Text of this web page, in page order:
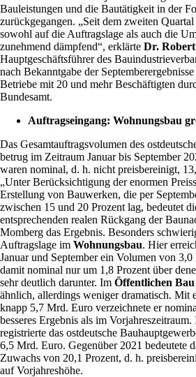
Bauleistungen und die Bautätigkeit in der
zurückgegangen. „Seit dem zweiten
sowohl auf die Auftragslage als auch die
zunehmend dämpfend“, erklärte Dr.
Hauptgeschäftsführer des
nach Bekanntgabe der
Betriebe mit 20 und mehr Beschäftigten
Bundesamt.
Auftragseingang: Wohnungsbau
Das Gesamtauftragsvolumen des
betrug im Zeitraum Januar bis September
waren nominal, d. h. nicht preisbereinigt,
„Unter Berücksichtigung der enormen
Erstellung von Bauwerken, die per
zwischen 15 und 20 Prozent lag, bedeutet
entsprechenden realen Rückgang der
Momberg das Ergebnis. Besonders
Auftragslage im Wohnungsbau. Hier
Januar und September ein Volumen von
damit nominal nur um 1,8 Prozent über
sehr deutlich darunter. Im Öffentlichen Bau
ähnlich, allerdings weniger dramatisch. Mit
knapp 5,7 Mrd. Euro verzeichnete er
besseres Ergebnis als im Vorjahreszeitraum.
registrierte das ostdeutsche
6,5 Mrd. Euro. Gegenüber 2021 bedeutete
Zuwachs von 20,1 Prozent, d. h.
auf Vorjahreshöhe.